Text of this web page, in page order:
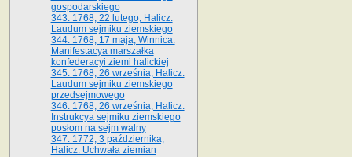
gospodarskiego
343. 1768, 22 lutego, Halicz.
Laudum sejmiku ziemskiego
344. 1768, 17 maja, Winnica.
Manifestacya marszałka
konfederacyi ziemi halickiej
345. 1768, 26 września, Halicz.
Laudum sejmiku ziemskiego
przedsejmowego
346. 1768, 26 września, Halicz.
Instrukcya sejmiku ziemskiego
posłom na sejm walny
347. 1772, 3 października,
Halicz. Uchwała ziemian